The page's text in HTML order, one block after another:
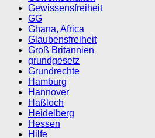
Gewissensfreiheit
GG
Ghana, Africa
Glaubensfreiheit
Groß Britannien
grundgesetz
Grundrechte
Hamburg
Hannover
Haßloch
Heidelberg
Hessen
Hilfe